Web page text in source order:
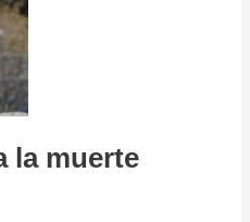
la muerte